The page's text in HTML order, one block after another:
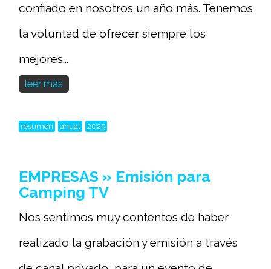
confiado en nosotros un año más. Tenemos
la voluntad de ofrecer siempre los
mejores...
leer más
resumen anual 2025
EMPRESAS » Emisión para
Camping TV
Nos sentimos muy contentos de haber
realizado la grabación y emisión a través